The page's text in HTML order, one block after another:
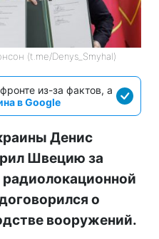
(t.me/Denys_Smyhal)
из-за фактов, а
в Google
Денис
Швецию за
о
вооружений.